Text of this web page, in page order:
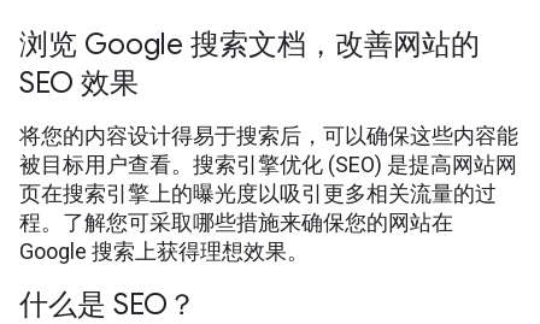
浏览 Google 搜索文档，改善网站的
SEO 效果
将您的内容设计得易于搜索后，可以确保这些内容能
被目标用户查看。搜索引擎优化 (SEO) 是提高网站网
页在搜索引擎上的曝光度以吸引更多相关流量的过
程。了解您可采取哪些措施来确保您的网站在
Google 搜索上获得理想效果。
什么是 SEO？